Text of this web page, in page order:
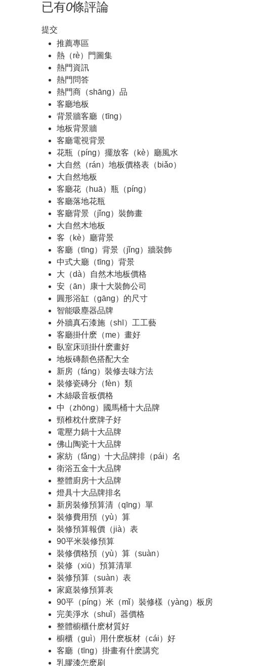
已有0條評論
提交
推薦專區
熱（rè）門圖集
熱門資訊
熱門問答
熱門商（shāng）品
客廳地板
背景牆客廳（tīng）
地板背景牆
客廳電視背景
花瓶（píng）擺放客（kè）廳風水
大自然（rán）地板價格表（biǎo）
大自然地板
客廳花（huā）瓶（píng）
客廳落地花瓶
客廳背景（jǐng）裝飾畫
大自然木地板
客（kè）廳背景
客廳（tīng）背景（jǐng）牆裝飾
中式大廳（tīng）背景
大（dà）自然木地板價格
安（ān）康十大裝飾公司
圓形浴缸（gāng）的尺寸
智能吸塵器品牌
外牆真石漆施（shī）工工藝
客廳掛什麽（me）畫好
臥室床頭掛什麽畫好
地板磚顏色搭配大全
新房（fáng）裝修去味方法
裝修瓷磚分（fèn）類
木絲吸音板價格
中（zhōng）國馬桶十大品牌
頸椎枕什麽牌子好
電壓力鍋十大品牌
佛山陶瓷十大品牌
家紡（fǎng）十大品牌排（pái）名
衛浴五金十大品牌
整體廚房十大品牌
燈具十大品牌排名
新房裝修預算清（qīng）單
裝修費用預（yù）算
裝修預算報價（jià）表
90平米裝修預算
裝修價格預（yù）算（suàn）
裝修（xiū）預算清單
裝修預算（suàn）表
家庭裝修預算表
90平（píng）米（mǐ）裝修樣（yàng）板房
完美淨水（shuǐ）器價格
整體櫥櫃什麽材質好
櫥櫃（guì）用什麽板材（cái）好
客廳（tīng）掛畫有什麽講究
乳膠漆怎麽刷